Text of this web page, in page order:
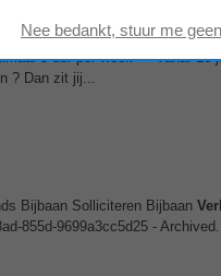
3 uur per week • Vanaf 16
? Dan zit jij...
Bijbaan Solliciteren Bijbaan
855d-9699a3cc5d25 -